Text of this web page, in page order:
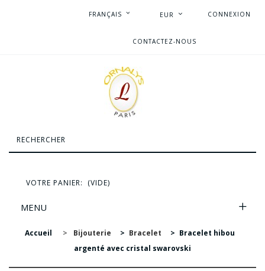
CONNEXION
EUR
FRANÇAIS
CONTACTEZ-NOUS
VOTRE PANIER: (VIDE)
MENU
Accueil > Bijouterie > Bracelet > Bracelet hibou
argenté avec cristal swarovski